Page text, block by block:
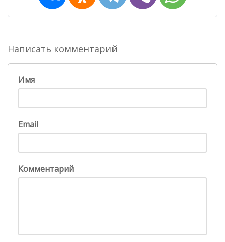
Написать комментарий
Имя
Email
Комментарий